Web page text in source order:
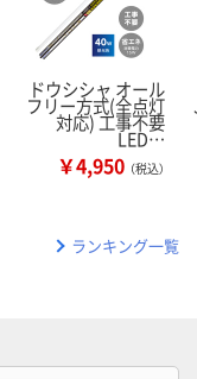
ドウシシャ オール
フリー方式(全点灯
対応) 工事不要
LED…
￥4,950 （税込）
ランキング一覧